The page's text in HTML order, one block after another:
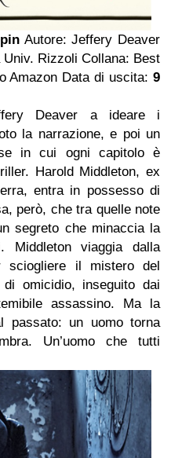
Autore: Jeffery Deaver
Rizzoli Collana: Best
Amazon Data di uscita: 9
Deaver a ideare i
la narrazione, e poi un
in cui ogni capitolo è
Harold Middleton, ex
entra in possesso di
però, che tra quelle note
segreto che minaccia la
viaggia dalla
sciogliere il mistero del
omicidio, inseguito dai
assassino. Ma la
passato: un uomo torna
Un’uomo che tutti